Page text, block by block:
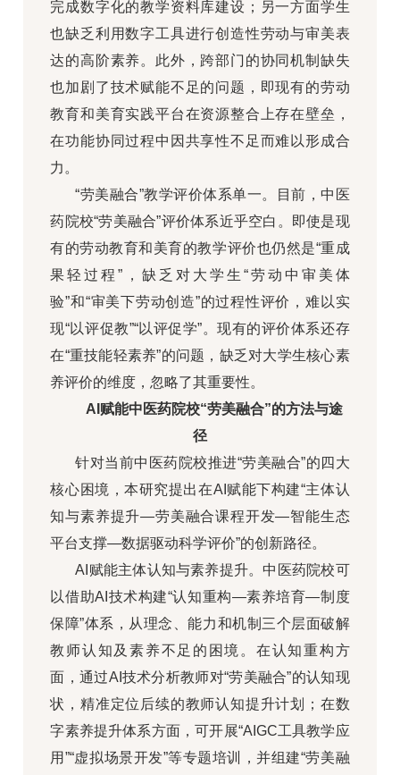
完成数字化的教学资料库建设；另一方面学生
也缺乏利用数字工具进行创造性劳动与审美表
达的高阶素养。此外，跨部门的协同机制缺失
也加剧了技术赋能不足的问题，即现有的劳动
教育和美育实践平台在资源整合上存在壁垒，
在功能协同过程中因共享性不足而难以形成合
力。
“劳美融合”教学评价体系单一。目前，中医
药院校“劳美融合”评价体系近乎空白。即使是现
有的劳动教育和美育的教学评价也仍然是“重成
果轻过程”，缺乏对大学生“劳动中审美体
验”和“审美下劳动创造”的过程性评价，难以实
现“以评促教”“以评促学”。现有的评价体系还存
在“重技能轻素养”的问题，缺乏对大学生核心素
养评价的维度，忽略了其重要性。
AI赋能中医药院校“劳美融合”的方法与途
径
针对当前中医药院校推进“劳美融合”的四大
核心困境，本研究提出在AI赋能下构建“主体认
知与素养提升—劳美融合课程开发—智能生态
平台支撑—数据驱动科学评价”的创新路径。
AI赋能主体认知与素养提升。中医药院校可
以借助AI技术构建“认知重构—素养培育—制度
保障”体系，从理念、能力和机制三个层面破解
教师认知及素养不足的困境。在认知重构方
面，通过AI技术分析教师对“劳美融合”的认知现
状，精准定位后续的教师认知提升计划；在数
字素养提升体系方面，可开展“AIGC工具教学应
用”“虚拟场景开发”等专题培训，并组建“劳美融